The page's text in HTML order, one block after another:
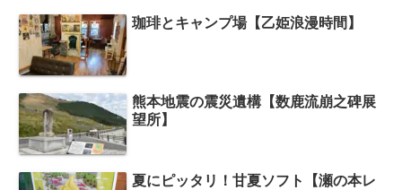
珈琲とキャンプ場【乙姫浪漫時間】
熊本地震の震災遺構【数鹿流崩之碑展
望所】
夏にピッタリ！甘夏ソフト【瀬の本レ